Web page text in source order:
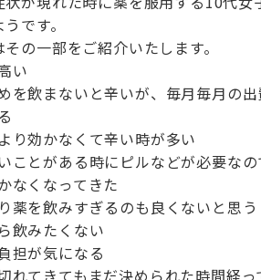
です。
の一部をご紹介いたします。
い
を飲まないと辛いが、毎月毎月の
り効かなくて辛い時が多い
ことがある時にピルなどが必要な
なくなってきた
薬を飲みすぎるのも良くないと思う
飲みたくない
担が気になる
れてきてもまだ決められた時間経